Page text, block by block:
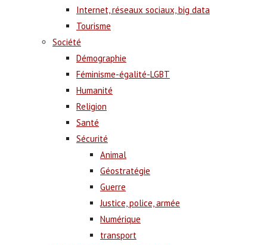
Internet, réseaux sociaux, big data
Tourisme
Société
Démographie
Féminisme-égalité-LGBT
Humanité
Religion
Santé
Sécurité
Animal
Géostratégie
Guerre
Justice, police, armée
Numérique
transport